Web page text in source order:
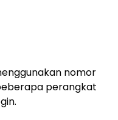
nomor
perangkat